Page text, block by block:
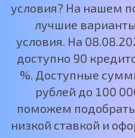
условия? На нашем
лучшие
условия. На
доступно 90
%. Доступные
рублей до 100
поможем
низкой ставкой и